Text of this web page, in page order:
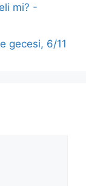
mi? -
gecesi, 6/11